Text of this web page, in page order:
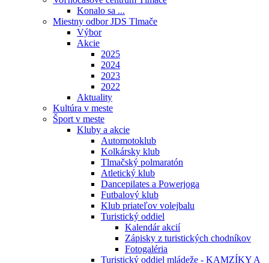
Konalo sa ...
Miestny odbor JDS Tlmače
Výbor
Akcie
2025
2024
2023
2022
Aktuality
Kultúra v meste
Šport v meste
Kluby a akcie
Automotoklub
Kolkársky klub
Tlmačský polmaratón
Atletický klub
Dancepilates a Powerjoga
Futbalový klub
Klub priateľov volejbalu
Turistický oddiel
Kalendár akcií
Zápisky z turistických chodníkov
Fotogaléria
Turistický oddiel mládeže - KAMZÍKY A